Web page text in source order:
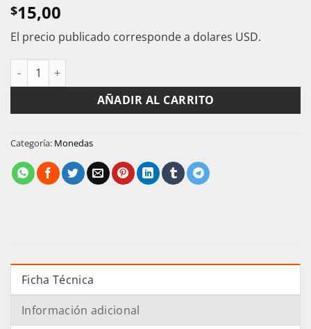
$15,00
El precio publicado corresponde a dolares USD.
AÑADIR AL CARRITO
Categoría: Monedas
Ficha Técnica
Información adicional